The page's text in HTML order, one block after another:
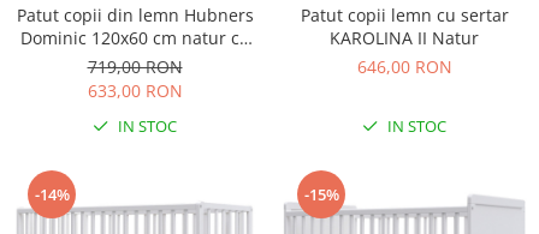
Dulap si cutii depozitare jucarii
Fotolii copii
Lampi de veghe
Sac de dormit copii
Sac de dormit 60 cm
Patut copii din lemn Hubners
Dominic 120x60 cm natur cu
sertar
719,00 RON
633,00 RON
IN STOC
Patut copii lemn cu sertar
KAROLINA II Natur
646,00 RON
IN STOC
-14% -15%